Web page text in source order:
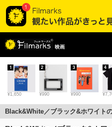
映画
¥1,650
1
¥990
2
¥990
3 4
Black&White／ブラック&ホワイト